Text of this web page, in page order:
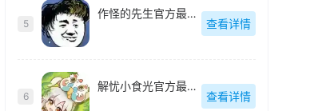
5
作怪的先生官方最新版
查看详情
6
解忧小食光官方最新版
查看详情